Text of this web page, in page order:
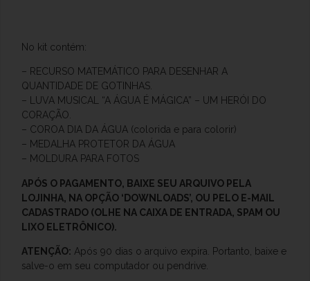
No kit contém:
– RECURSO MATEMÁTICO PARA DESENHAR A
QUANTIDADE DE GOTINHAS.
– LUVA MUSICAL “A ÁGUA É MÁGICA” – UM HERÓI DO
CORAÇÃO.
– COROA DIA DA ÁGUA (colorida e para colorir)
– MEDALHA PROTETOR DA ÁGUA
– MOLDURA PARA FOTOS
APÓS O PAGAMENTO, BAIXE SEU ARQUIVO PELA
LOJINHA, NA OPÇÃO ‘DOWNLOADS’, OU PELO E-MAIL
CADASTRADO (OLHE NA CAIXA DE ENTRADA, SPAM OU
LIXO ELETRÔNICO).
ATENÇÃO: Após 90 dias o arquivo expira. Portanto, baixe e
salve-o em seu computador ou pendrive.